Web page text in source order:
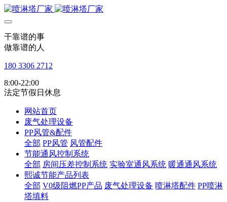
干靠谱的事
做靠谱的人
180 3306 2712
8:00-22:00
法定节假日休息
网站首页
废气处理设备
PP风管&配件
全部 PP风管 风管配件
节能通风控制系统
全部 房间压差控制系统 实验室通风系统 暖通通风系统
熙诚节能产品列表
全部 V0级阻燃PP产品 废气处理设备 喷淋塔配件 PP喷淋
塔填料